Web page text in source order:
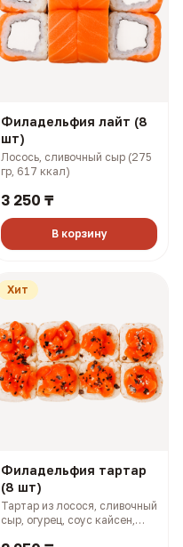
Филадельфия лайт (8
шт)
Лосось, сливочный сыр (275
гр, 617 ккал)
3 250 ₸
В корзину
Хит
Филадельфия тартар
(8 шт)
Тартар из лосося, сливочный
сыр, огурец, соус кайсен,